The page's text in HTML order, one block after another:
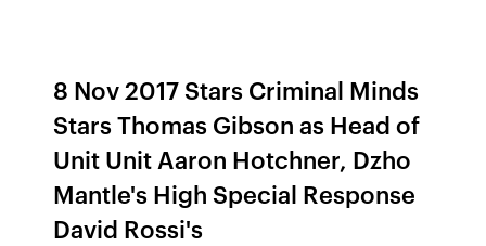
8 Nov 2017 Stars Criminal Minds
Stars Thomas Gibson as Head of
Unit Unit Aaron Hotchner, Dzho
Mantle's High Special Response
David Rossi's